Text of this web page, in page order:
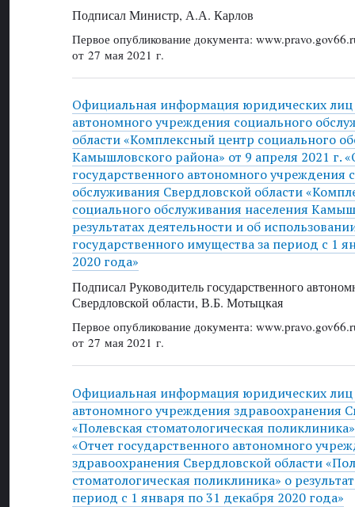
Подписал Министр, А.А. Карлов
Первое опубликование документа:
от 27 мая 2021 г.
Официальная информация юридических лиц
автономного учреждения социального
области «Комплексный центр социального
Камышловского района» от 9 апреля 2021 г.
государственного автономного учреждения
обслуживания Свердловской области
социального обслуживания населения
результатах деятельности и об
государственного имущества за период с 1
2020 года»
Подписал Руководитель государственного
Свердловской области, В.Б. Мотыцкая
Первое опубликование документа:
от 27 мая 2021 г.
Официальная информация юридических лиц
автономного учреждения здравоохранения
«Полевская стоматологическая
«Отчет государственного автономного
здравоохранения Свердловской области
стоматологическая поликлиника» о
период с 1 января по 31 декабря 2020 года»